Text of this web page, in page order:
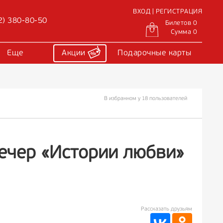
380-80-50
ВХОД | РЕГИСТРАЦИЯ
Билетов 0
Сумма 0
Еще Акции Подарочные карты
В избранном у 18 пользователей
«Истории любви»
Рассказать друзьям